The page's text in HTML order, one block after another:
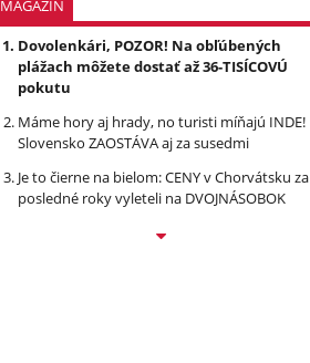
MAGAZÍN
Dovolenkári, POZOR! Na obľúbených
plážach môžete dostať až 36-TISÍCOVÚ
pokutu
Máme hory aj hrady, no turisti míňajú INDE!
Slovensko ZAOSTÁVA aj za susedmi
Je to čierne na bielom: CENY v Chorvátsku za
posledné roky vyleteli na DVOJNÁSOBOK